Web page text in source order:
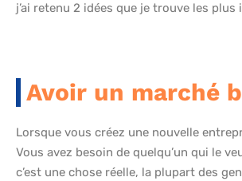
j’ai retenu 2 idées que je trouve les
Avoir un marché
Lorsque vous créez une nouvelle
Vous avez besoin de quelqu’un qui le
c’est une chose réelle, la plupart des